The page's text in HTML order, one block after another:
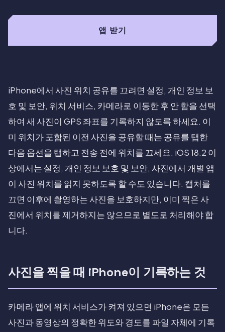
앱 받기
iPhone에서 사진 위치 공유를 끄려면 설정, 개인 정보 보
호 및 보안, 위치 서비스, 카메라로 이동한 후 안 함을 선택
하여 새 사진이 GPS 좌표를 기록하지 않도록 하세요. 이
미 위치가 포함된 이전 사진을 공유할 때는 공유를 탭한
다음 옵션을 탭하고 전송 전에 위치를 끄세요. iOS 18.2 이
상에서는 설정, 개인 정보 보호 및 보안, 사진에서 개별 앱
이 사진 위치를 읽지 못하도록 할 수도 있습니다. 캡처를
끄면 이후에 촬영하는 사진을 보호하지만, 이미 찍은 사
진에서 위치를 제거하지는 않으므로 별도로 처리해야 합
니다.
사진을 찍을 때 iPhone이 기록하는 것
카메라 앱에 위치 서비스가 켜져 있으면 iPhone은 모든
사진과 동영상의 정확한 위도와 경도를 파일 자체에 기록